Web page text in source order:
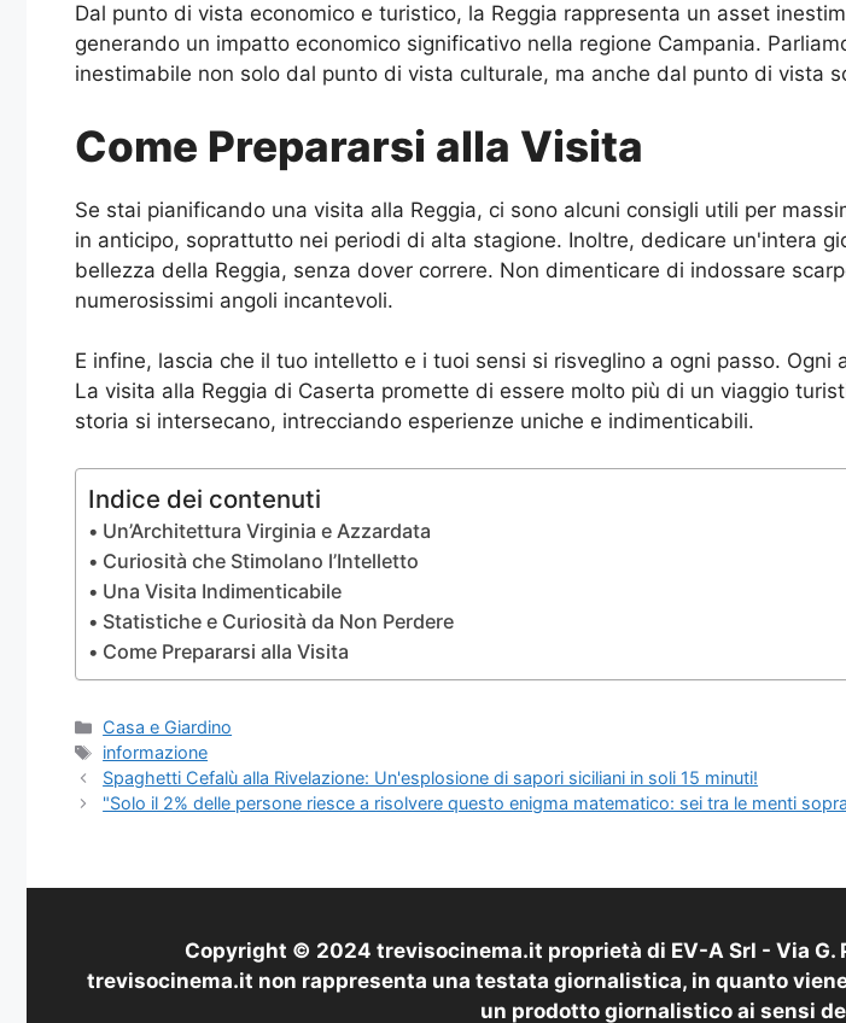
Dal punto di vista economico e turistico, la Reggia rappresenta un asset
generando un impatto economico significativo nella regione Campania.
inestimabile non solo dal punto di vista culturale, ma anche dal punto di vista
Come Prepararsi alla Visita
Se stai pianificando una visita alla Reggia, ci sono alcuni consigli utili per
in anticipo, soprattutto nei periodi di alta stagione. Inoltre, dedicare un'intera
bellezza della Reggia, senza dover correre. Non dimenticare di indossare
numerosissimi angoli incantevoli.
E infine, lascia che il tuo intelletto e i tuoi sensi si risveglino a ogni passo.
La visita alla Reggia di Caserta promette di essere molto più di un viaggio
storia si intersecano, intrecciando esperienze uniche e indimenticabili.
Indice dei contenuti
Un’Architettura Virginia e Azzardata
Curiosità che Stimolano l’Intelletto
Una Visita Indimenticabile
Statistiche e Curiosità da Non Perdere
Come Prepararsi alla Visita
Categorie
Casa e Giardino
Tag
informazione
Spaghetti Cefalù alla Rivelazione: Un'esplosione di sapori siciliani in soli 15 minuti!
"Solo il 2% delle persone riesce a risolvere questo enigma matematico: sei tra le menti
Copyright © 2024 trevisocinema.it proprietà di EV-A Srl - Via G.
trevisocinema.it non rappresenta una testata giornalistica, in quanto
un prodotto giornalistico ai sensi